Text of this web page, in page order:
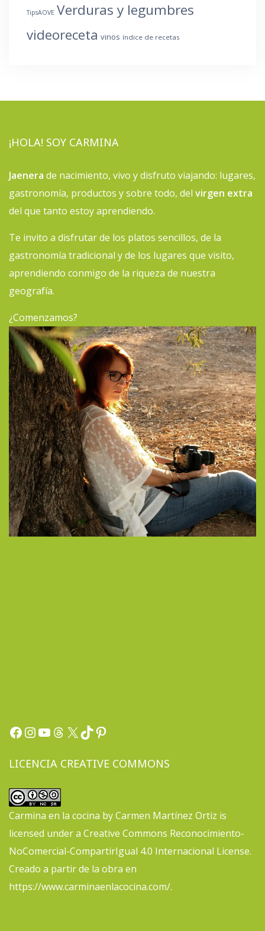
TipsAOVE Verduras y legumbres
videoreceta vinos índice de recetas
¡HOLA! SOY CARMINA
Jaenera de nacimiento, vivo y disfruto viajando: lugares,
gastronomía, productos y sobre todo, del virgen extra
del que tanto estoy aprendiendo.
Te invito a disfrutar de los platos sencillos, de la
gastronomía tradicional y de los lugares que visito,
aprendiendo conmigo de la riqueza de nuestra
geografía.
¿Comenzamos?
Facebook
Instagram
YouTube
Threads
X TikTok
Pinterest
LICENCIA CREATIVE COMMONS
Carmina en la cocina byCarmen Martínez Ortiz is
licensed under a Creative Commons Reconocimiento-
NoComercial-CompartirIgual 4.0 Internacional License.
Creado a partir de la obra en
https://www.carminaenlacocina.com/.